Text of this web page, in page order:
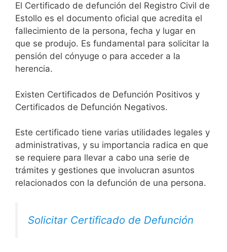
El Certificado de defunción del Registro Civil de
Estollo es el documento oficial que acredita el
fallecimiento de la persona, fecha y lugar en
que se produjo. Es fundamental para solicitar la
pensión del cónyuge o para acceder a la
herencia.
Existen Certificados de Defunción Positivos y
Certificados de Defunción Negativos.
Este certificado tiene varias utilidades legales y
administrativas, y su importancia radica en que
se requiere para llevar a cabo una serie de
trámites y gestiones que involucran asuntos
relacionados con la defunción de una persona.
Solicitar Certificado de Defunción